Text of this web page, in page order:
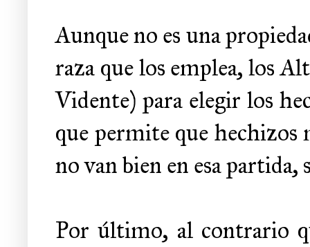
Aunque no es una
raza que los emplea, los
Vidente) para elegir los
que permite que hechizos
no van bien en esa partida,
Por último, al contrario